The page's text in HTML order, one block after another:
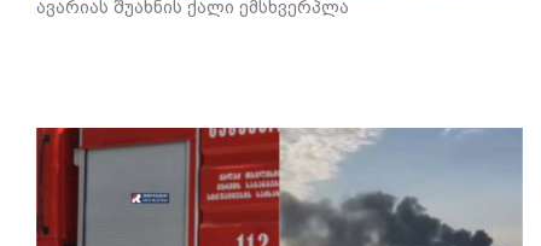
ავარიას შუახნის ქალი ემსხვერპლა